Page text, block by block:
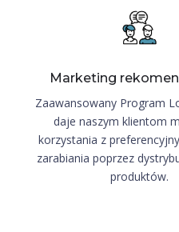
Marketing
Zaawansowany Program
daje naszym klientom
korzystania z
zarabiania poprzez
produktów.